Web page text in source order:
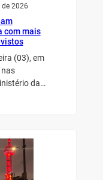
2026
com mais
(03), em
da…